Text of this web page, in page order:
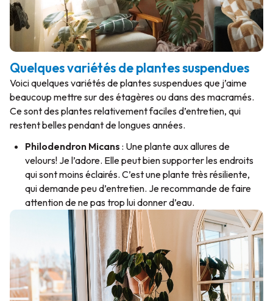
Quelques variétés de plantes suspendues
Voici quelques variétés de plantes suspendues que j’aime
beaucoup mettre sur des étagères ou dans des macramés.
Ce sont des plantes relativement faciles d’entretien, qui
restent belles pendant de longues années.
Philodendron Micans : Une plante aux allures de
velours! Je l’adore. Elle peut bien supporter les endroits
qui sont moins éclairés. C’est une plante très résiliente,
qui demande peu d’entretien. Je recommande de faire
attention de ne pas trop lui donner d’eau.